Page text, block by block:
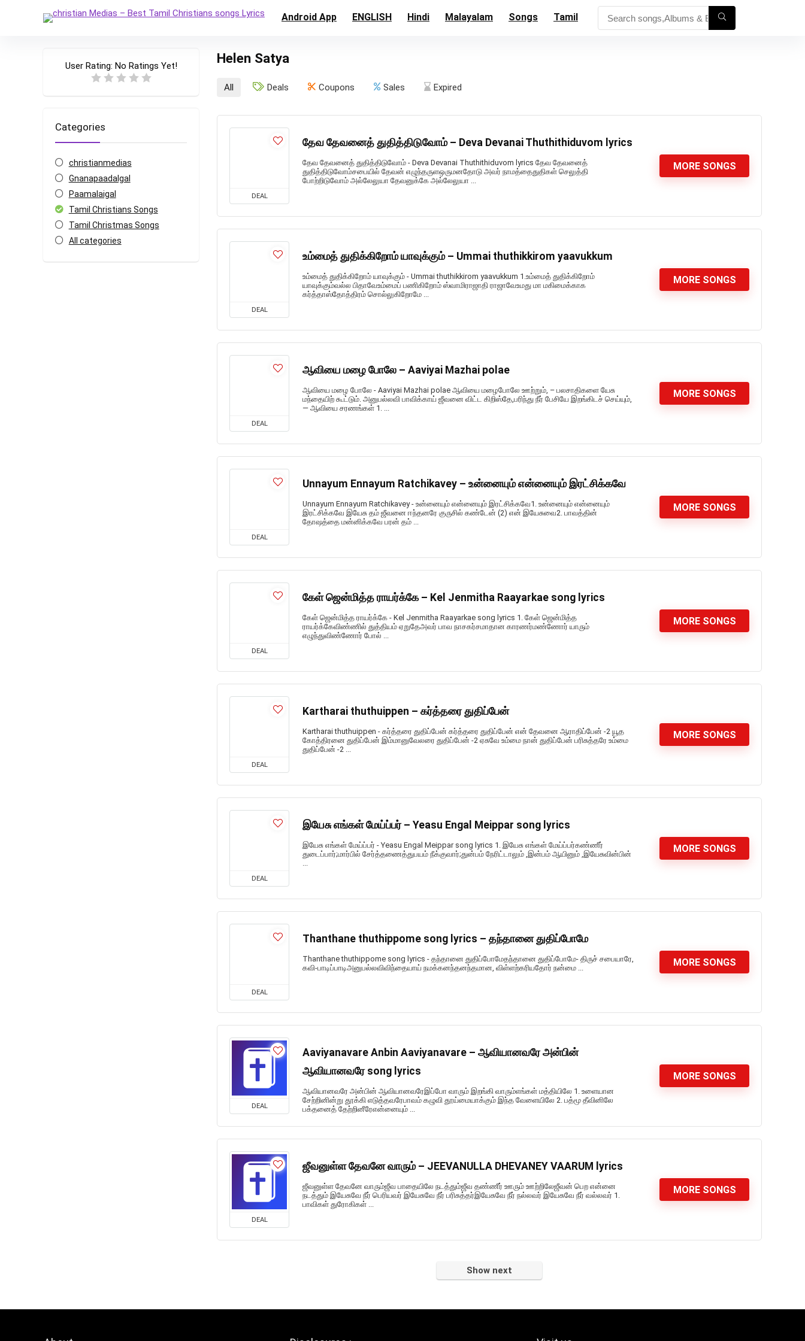
Android App ENGLISH Hindi Malayalam Songs Tamil
Helen Satya
User Rating: No Ratings Yet!
Categories
christianmedias
Gnanapaadalgal
Paamalaigal
Tamil Christians Songs
Tamil Christmas Songs
All categories
All Deals Coupons Sales Expired
DEAL
தேவ தேவனைத் துதித்திடுவோம் – Deva Devanai Thuthithiduvom lyrics
தேவ தேவனைத் துதித்திடுவோம் - Deva Devanai Thuthithiduvom lyrics தேவ தேவனைத்
துதித்திடுவோம்சபையில் தேவன் எழுந்தருளஒருமனதோடு அவர் நாமத்தைதுதிகள் செலுத்தி
போற்றிடுவோம் அல்லேலுயா தேவனுக்கே அல்லேலுயா ...
MORE SONGS
DEAL
உம்மைத் துதிக்கிறோம் யாவுக்கும் – Ummai thuthikkirom yaavukkum
உம்மைத் துதிக்கிறோம் யாவுக்கும் - Ummai thuthikkirom yaavukkum 1.உம்மைத் துதிக்கிறோம்
யாவுக்கும்வல்ல பிதாவேஉம்மைப் பணிகிறோம் ஸ்வாமிராஜாதி ராஜாவேஉமது மா மகிமைக்காக
கர்த்தாஸ்தோத்திரம் சொல்லுகிறோமே ...
MORE SONGS
DEAL
ஆவியை மழை போலே – Aaviyai Mazhai polae
ஆவியை மழை போலே - Aaviyai Mazhai polae ஆவியை மழைபோலே ஊற்றும், – பலசாதிகளை யேசு
மந்தையிற் கூட்டும். அனுபல்லவி பாவிக்காய் ஜீவனை விட்ட கிறிஸ்தே,பரிந்து நீர் பேசியே இறங்கிடச் செய்யும்,
— ஆவியை சரணங்கள் 1. ...
MORE SONGS
DEAL
Unnayum Ennayum Ratchikavey – உன்னையும் என்னையும் இரட்சிக்கவே
Unnayum Ennayum Ratchikavey - உன்னையும் என்னையும் இரட்சிக்கவே1. உன்னையும் என்னையும்
இரட்சிக்கவே இயேசு தம் ஜீவனை ஈந்தனரே குருசில் கண்டேன் (2) என் இயேசுவை2. பாவத்தின்
தோஷத்தை மன்னிக்கவே பரன் தம் ...
MORE SONGS
DEAL
கேள் ஜென்மித்த ராயர்க்கே – Kel Jenmitha Raayarkae song lyrics
கேள் ஜென்மித்த ராயர்க்கே - Kel Jenmitha Raayarkae song lyrics 1. கேள் ஜென்மித்த
ராயர்க்கேவிண்ணில் துத்தியம் ஏறுதேஅவர் பாவ நாசகர்சமாதான காரணர்மண்ணோர் யாரும்
எழுந்துவிண்ணோர் போல் ...
MORE SONGS
DEAL
Kartharai thuthuippen – கர்த்தரை துதிப்பேன்
Kartharai thuthuippen - கர்த்தரை துதிப்பேன் கர்த்தரை துதிப்பேன் என் தேவனை ஆராதிப்பேன் -2 யூத
கோத்திரனை துதிப்பேன் இம்மானுவேலரை துதிப்பேன் -2 ஏசுவே உம்மை நான் துதிப்பேன் பரிசுத்தரே உம்மை
துதிப்பேன் -2 ...
MORE SONGS
DEAL
இயேசு எங்கள் மேய்ப்பர் – Yeasu Engal Meippar song lyrics
இயேசு எங்கள் மேய்ப்பர் - Yeasu Engal Meippar song lyrics 1. இயேசு எங்கள் மேய்ப்பர்கண்ணீர்
துடைப்பார்;மார்பில் சேர்த்தணைத்துபயம் நீக்குவார்;துன்பம் நேரிட்டாலும் ,இன்பம் ஆயினும் ,இயேசுவின்பின்
...
MORE SONGS
DEAL
Thanthane thuthippome song lyrics – தந்தானை துதிப்போமே
Thanthane thuthippome song lyrics - தந்தானை துதிப்போமேதந்தானை துதிப்போமே- திருச் சபையாரே,
கவி-பாடிப்பாடிஅனுபல்லவிவிந்தையாய் நமக்கனந்தனந்தமான, விள்ளற்கரியதோர் நன்மை ...
MORE SONGS
DEAL
Aaviyanavare Anbin Aaviyanavare – ஆவியானவரே அன்பின்
ஆவியானவரே song lyrics
ஆவியானவரே அன்பின் ஆவியானவரேஇப்போ வாரும் இறங்கி வாரும்எங்கள் மத்தியிலே 1. உளையான
சேற்றினின்று தூக்கி எடுத்தவரேபாவம் கழுவி தூய்மையாக்கும் இந்த வேளையிலே 2. பத்மூ தீவினிலே
பக்தனைத் தேற்றினீரேஎன்னையும் ...
MORE SONGS
DEAL
ஜீவனுள்ள தேவனே வாரும் – JEEVANULLA DHEVANEY VAARUM lyrics
ஜீவனுள்ள தேவனே வாரும்ஜீவ பாதையிலே நடத்தும்ஜீவ தண்ணீர் ஊரும் ஊற்றிலேஜீவன் பெற என்னை
நடத்தும் இயேசுவே நீர் பெரியவர் இயேசுவே நீர் பரிசுத்தர்இயேசுவே நீர் நல்லவர் இயேசுவே நீர் வல்லவர் 1.
பாவிகள் துரோகிகள் ...
MORE SONGS
Show next